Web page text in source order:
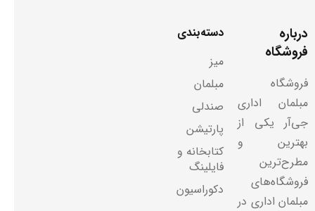
درباره
فروشگاه
فروشگاه
مبلمان اداری
جی‌آر یکی از
بهترین و
مطرح‌ترین
فروشگاه‌های
مبلمان اداری در
دسته‌بندی
میز
مبلمان
صندلی
پارتیشن
کتابخانه و
فایلینگ
دکوراسیون